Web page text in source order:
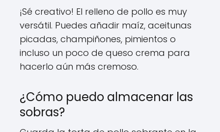
¡Sé creativo! El relleno de pollo es muy
versátil. Puedes añadir maíz, aceitunas
picadas, champiñones, pimientos o
incluso un poco de queso crema para
hacerlo aún más cremoso.
¿Cómo puedo almacenar las
sobras?